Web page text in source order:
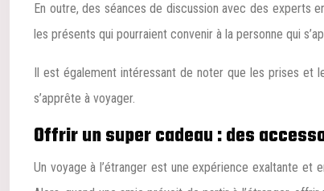
En outre, des séances de discussion avec des experts
les présents qui pourraient convenir à la personne qui
Il est également intéressant de noter que les prises et
s’apprête à voyager.
Offrir un super cadeau : des
Un voyage à l’étranger est une expérience exaltante et